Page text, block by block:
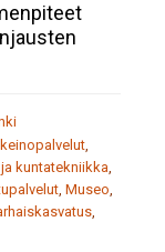
,
kuntatekniikka,
, Museo,
,